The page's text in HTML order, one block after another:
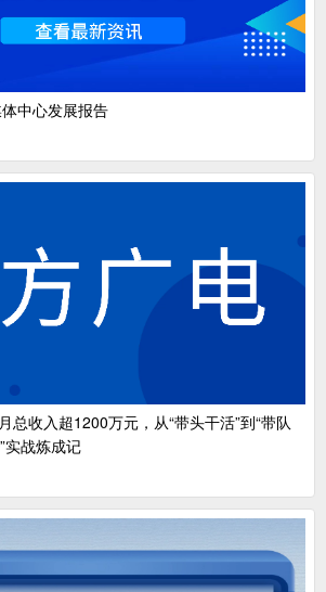
中心发展报告
总收入超1200万元，从“带头干活”到“带队
实战炼成记